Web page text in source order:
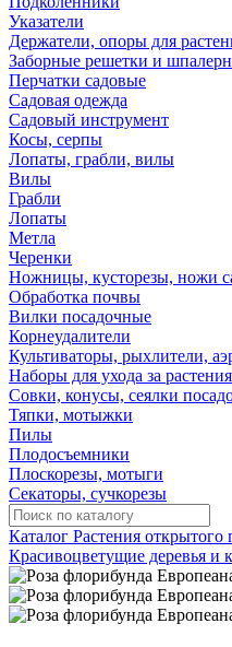
Указатели
Держатели, опоры для
Заборные решетки и
Перчатки садовые
Садовая одежда
Садовый инструмент
Косы, серпы
Лопаты, грабли, вилы
Вилы
Грабли
Лопаты
Метла
Черенки
Ножницы, кусторезы, ножи
Обработка почвы
Вилки посадочные
Корнеудалители
Культиваторы, рыхлители,
Наборы для ухода за
Совки, конусы, сеялки
Тяпки, мотыжки
Пилы
Плодосъемники
Плоскорезы, мотыги
Секаторы, сучкорезы
Каталог Растения открытого
Красивоцветущие деревья и